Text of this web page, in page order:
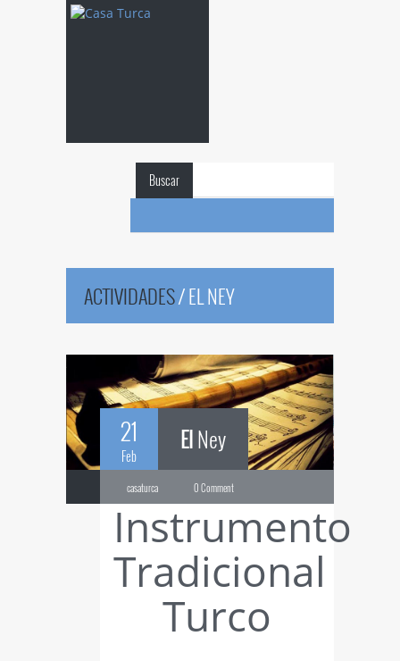
Buscar
ACTIVIDADES/EL NEY
21
Feb
ElNey
casaturca 0 Comment
Instrumento
Tradicional
Turco